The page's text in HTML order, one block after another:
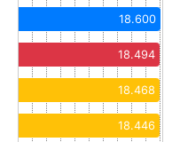
18.600
18.494
18.468
18.446